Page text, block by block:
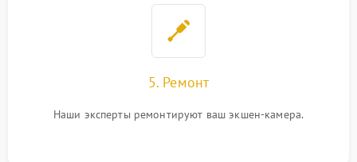
5. Ремонт
Наши эксперты ремонтируют ваш экшен-камера.